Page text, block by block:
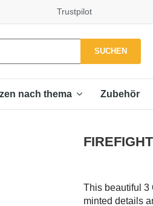
Trustpilot
SUCHEN
nach thema Zubehör
This beautiful 3
minted details